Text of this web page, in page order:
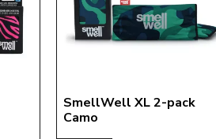
SmellWell XL 2-pack
Camo